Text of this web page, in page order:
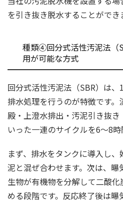
を引き抜き脱水することができ
種類④回分式活性汚泥法（
用が可能な方式
回分式活性汚泥法（SBR）は
排水処理を行うのが特徴です
殿・上澄水排出・汚泥引き抜
いった一連のサイクルを6～8時
まず、排水をタンクに導入し
泥と混ぜ合わせます。次は、
生物が有機物を分解して二酸
める段階です。反応終了後は